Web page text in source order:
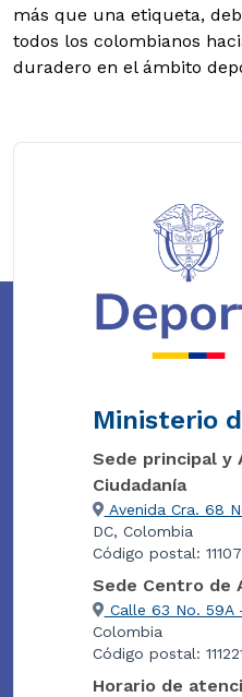
más que una etiqueta,
todos los colombianos
duradero en el ámbito
Ministerio
Sede principal y
Ciudadanía
Avenida Cra. 68
DC, Colombia
Código postal:
Sede Centro de
Calle 63 No. 59A
Colombia
Código postal:
Horario de